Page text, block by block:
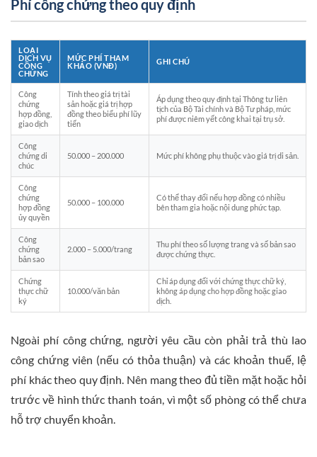
Phí công chứng theo quy định
LOẠI
DỊCH VỤ
CÔNG
CHỨNG
MỨC PHÍ THAM
KHẢO (VNĐ)
GHI CHÚ
Công
chứng
hợp đồng,
giao dịch
Tính theo giá trị tài
sản hoặc giá trị hợp
đồng theo biểu phí lũy
tiến
Áp dụng theo quy định tại Thông tư liên
tịch của Bộ Tài chính và Bộ Tư pháp, mức
phí được niêm yết công khai tại trụ sở.
Công
chứng di
chúc
50.000 – 200.000 Mức phí không phụ thuộc vào giá trị di sản.
Công
chứng
hợp đồng
ủy quyền
50.000 – 100.000
Có thể thay đổi nếu hợp đồng có nhiều
bên tham gia hoặc nội dung phức tạp.
Công
chứng
bản sao
2.000 – 5.000/trang
Thu phí theo số lượng trang và số bản sao
được chứng thực.
Chứng
thực chữ
ký
10.000/văn bản
Chỉ áp dụng đối với chứng thực chữ ký,
không áp dụng cho hợp đồng hoặc giao
dịch.
Ngoài phí công chứng, người yêu cầu còn phải trả thù lao
công chứng viên (nếu có thỏa thuận) và các khoản thuế, lệ
phí khác theo quy định. Nên mang theo đủ tiền mặt hoặc hỏi
trước về hình thức thanh toán, vì một số phòng có thể chưa
hỗ trợ chuyển khoản.